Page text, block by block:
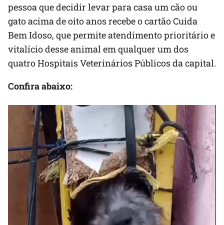
pessoa que decidir levar para casa um cão ou
gato acima de oito anos recebe o cartão Cuida
Bem Idoso, que permite atendimento prioritário e
vitalício desse animal em qualquer um dos
quatro Hospitais Veterinários Públicos da capital.
Confira abaixo: